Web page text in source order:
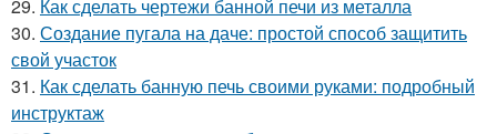
29. Как сделать чертежи банной печи из металла
30. Создание пугала на даче: простой способ защитить
свой участок
31. Как сделать банную печь своими руками: подробный
инструктаж